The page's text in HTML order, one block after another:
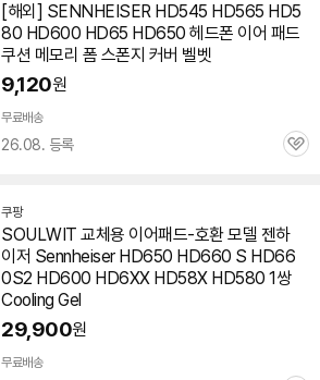
[해외] SENNHEISER HD545 HD565 HD5
80 HD600 HD65 HD650 헤드폰 이어 패드
쿠션 메모리 폼 스폰지 커버 벨벳
9,120원
무료배송
26.08. 등록
관
쿠팡
SOULWIT 교체용 이어패드-호환 모델 젠하
이저 Sennheiser HD650 HD660 S HD66
0S2 HD600 HD6XX HD58X HD580 1쌍
Cooling Gel
29,900원
무료배송